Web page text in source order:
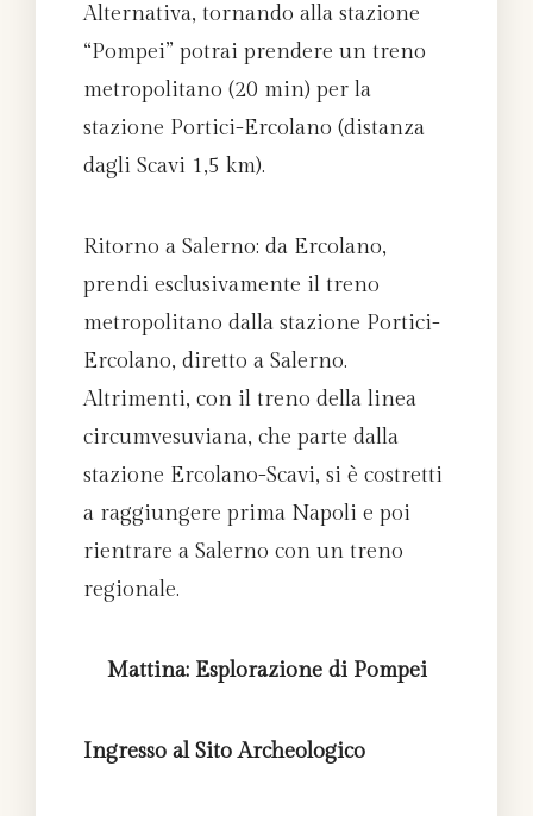
Alternativa, tornando alla stazione
“Pompei” potrai prendere un treno
metropolitano (20 min) per la
stazione Portici-Ercolano (distanza
dagli Scavi 1,5 km).
Ritorno a Salerno: da Ercolano,
prendi esclusivamente il treno
metropolitano dalla stazione Portici-
Ercolano, diretto a Salerno.
Altrimenti, con il treno della linea
circumvesuviana, che parte dalla
stazione Ercolano-Scavi, si è costretti
a raggiungere prima Napoli e poi
rientrare a Salerno con un treno
regionale.
Mattina: Esplorazione di Pompei
Ingresso al Sito Archeologico